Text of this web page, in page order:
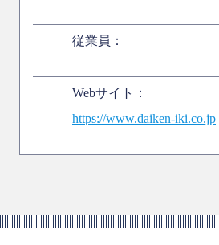
従業員：
Webサイト：
https://www.daiken-iki.co.jp